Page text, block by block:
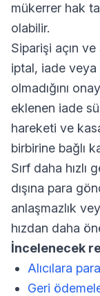
mükerrer hak
olabilir.
Siparişi açın
iptal, iade veya
olmadığını
eklenen iade
hareketi ve
birbirine bağlı
Sırf daha hızlı
dışına para
anlaşmazlık
hızdan daha
İncelenecek
Alıcılara
Geri